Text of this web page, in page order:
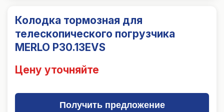
Колодка тормозная для
телескопического погрузчика
MERLO P30.13EVS
Цену уточняйте
Получить предложение